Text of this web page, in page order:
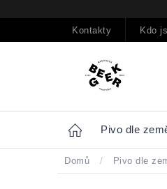
na
Kontakty Kdo
Home Pivo dle
Domů / Pivo dle